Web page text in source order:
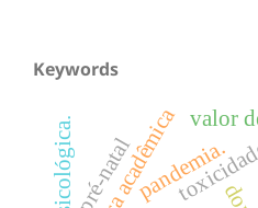
Keywords
pandemia.
valor
pré-natal